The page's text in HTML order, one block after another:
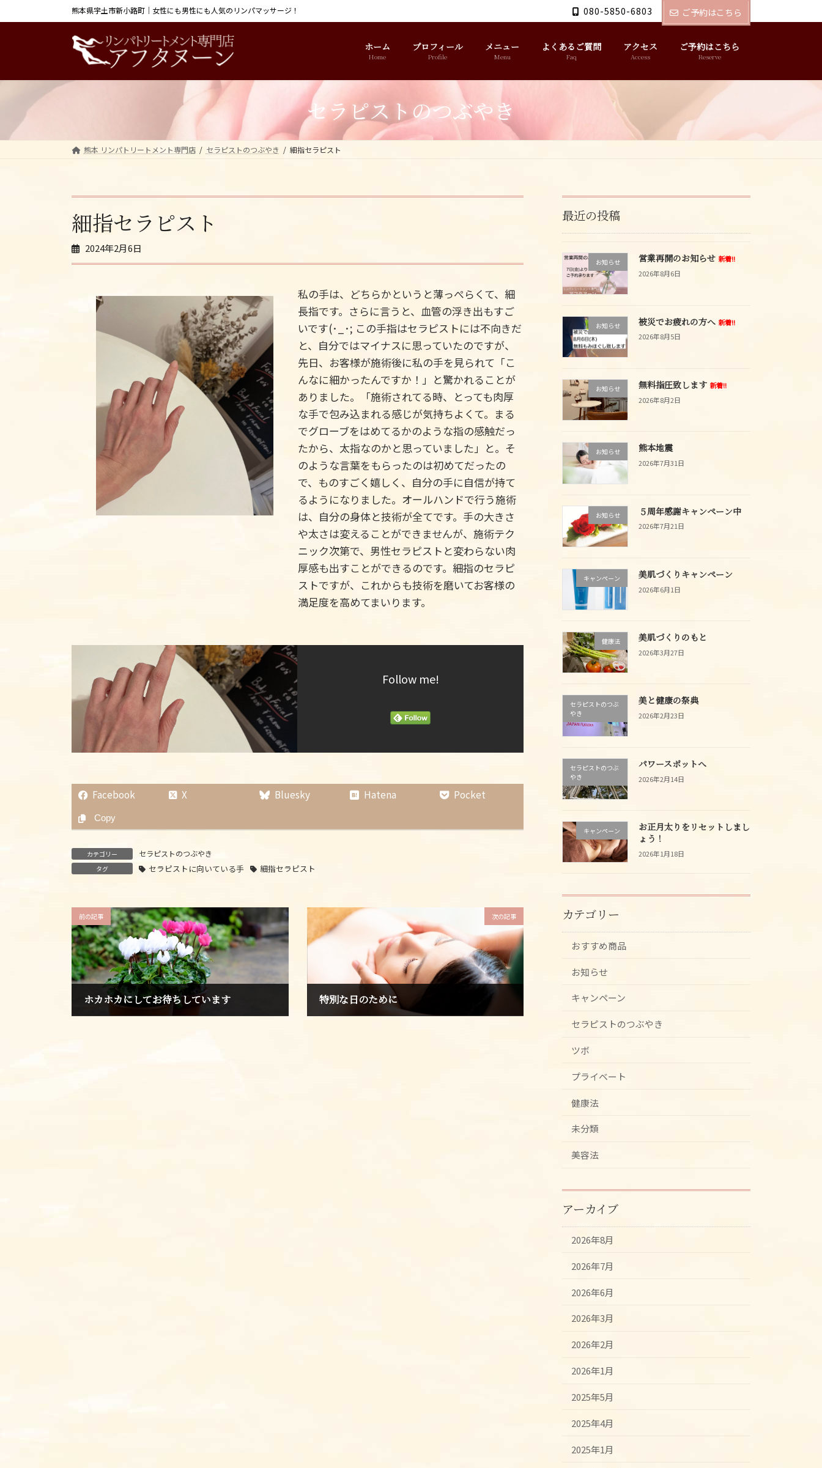
ン
へ
プ
ビ
ョ
動
熊本県宇土市新小路町｜女性にも男性にも人気のリンパマッサージ！ 080-5850-6803 ご予約はこちら
ホーム
Home
プロフィール
Profile
メニュー
Menu
よくあるご質問
Faq
アクセス
Access
ご予約はこちら
Reserve
セラピストのつぶやき
熊本 リンパトリートメント専門店 セラピストのつぶやき 細指セラピスト
細指セラピスト
2024年2月6日
私の手は、どちらかというと薄っぺらくて、細
長指です。さらに言うと、血管の浮き出もすご
いです(･_･; この手指はセラピストには不向きだ
と、自分ではマイナスに思っていたのですが、
先日、お客様が施術後に私の手を見られて「こ
んなに細かったんですか！」と驚かれることが
ありました。「施術されてる時、とっても肉厚
な手で包み込まれる感じが気持ちよくて。まる
でグローブをはめてるかのような指の感触だっ
たから、太指なのかと思っていました」と。そ
のような言葉をもらったのは初めてだったの
で、ものすごく嬉しく、自分の手に自信が持て
るようになりました。オールハンドで行う施術
は、自分の身体と技術が全てです。手の大きさ
や太さは変えることができませんが、施術テク
ニック次第で、男性セラピストと変わらない肉
厚感も出すことができるのです。細指のセラピ
ストですが、これからも技術を磨いてお客様の
満足度を高めてまいります。
Follow me!
Facebook X Bluesky Hatena Pocket
Copy
カテゴリー セラピストのつぶやき
タグ セラピストに向いている手 細指セラピスト
前の記事
ホカホカにしてお待ちしています
次の記事
特別な日のために
最近の投稿
お知らせ 営業再開のお知らせ 新着!!
2026年8月6日
お知らせ 被災でお疲れの方へ 新着!!
2026年8月5日
お知らせ 無料指圧致します 新着!!
2026年8月2日
お知らせ 熊本地震
2026年7月31日
お知らせ ５周年感謝キャンペーン中
2026年7月21日
キャンペーン 美肌づくりキャンペーン
2026年6月1日
健康法 美肌づくりのもと
2026年3月27日
セラピストのつぶ
やき
美と健康の祭典
2026年2月23日
セラピストのつぶ
やき
パワースポットへ
2026年2月14日
キャンペーン
お正月太りをリセットしまし
ょう！
2026年1月18日
カテゴリー
おすすめ商品
お知らせ
キャンペーン
セラピストのつぶやき
ツボ
プライベート
健康法
未分類
美容法
アーカイブ
2026年8月
2026年7月
2026年6月
2026年3月
2026年2月
2026年1月
2025年5月
2025年4月
2025年1月